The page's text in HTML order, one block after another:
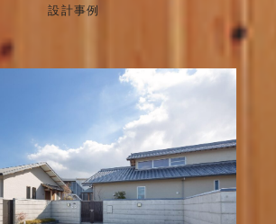
設計事例